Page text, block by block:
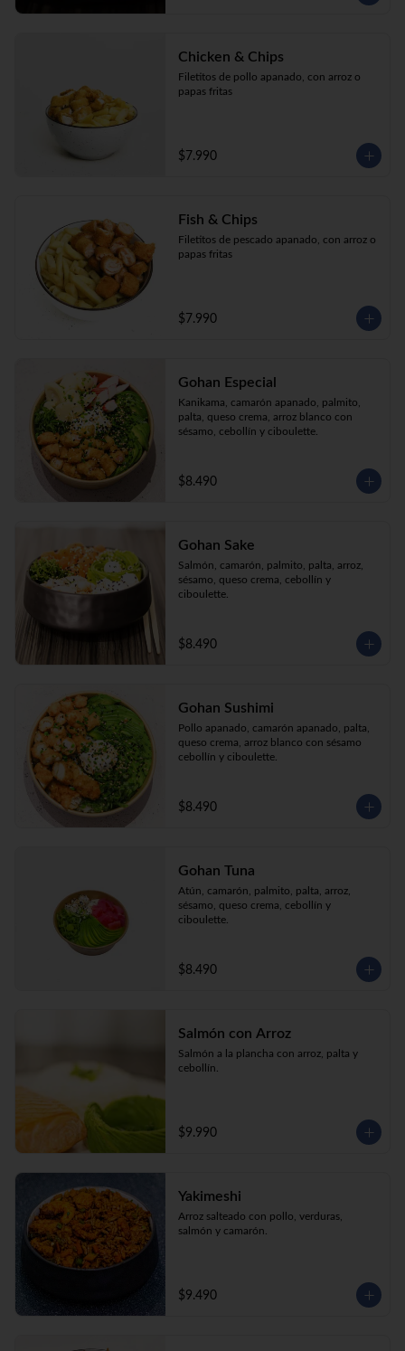
Chicken & Chips
Filetitos de pollo apanado, con arroz o
papas fritas
$7.990
Fish & Chips
Filetitos de pescado apanado, con arroz o
papas fritas
$7.990
Gohan Especial
Kanikama, camarón apanado, palmito,
palta, queso crema, arroz blanco con
sésamo, cebollín y ciboulette.
$8.490
Gohan Sake
Salmón, camarón, palmito, palta, arroz,
sésamo, queso crema, cebollín y
ciboulette.
$8.490
Gohan Sushimi
Pollo apanado, camarón apanado, palta,
queso crema, arroz blanco con sésamo
cebollín y ciboulette.
$8.490
Gohan Tuna
Atún, camarón, palmito, palta, arroz,
sésamo, queso crema, cebollín y
ciboulette.
$8.490
Salmón con Arroz
Salmón a la plancha con arroz, palta y
cebollín.
$9.990
Yakimeshi
Arroz salteado con pollo, verduras,
salmón y camarón.
$9.490